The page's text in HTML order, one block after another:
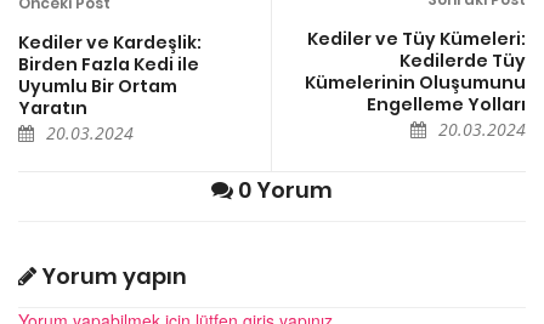
Kediler ve Kardeşlik:
Birden Fazla Kedi ile
Uyumlu Bir Ortam
Yaratın
20.03.2024
Kediler ve Tüy Kümeleri:
Kedilerde Tüy
Kümelerinin Oluşumunu
Engelleme Yolları
20.03.2024
0 Yorum
Yorum yapın